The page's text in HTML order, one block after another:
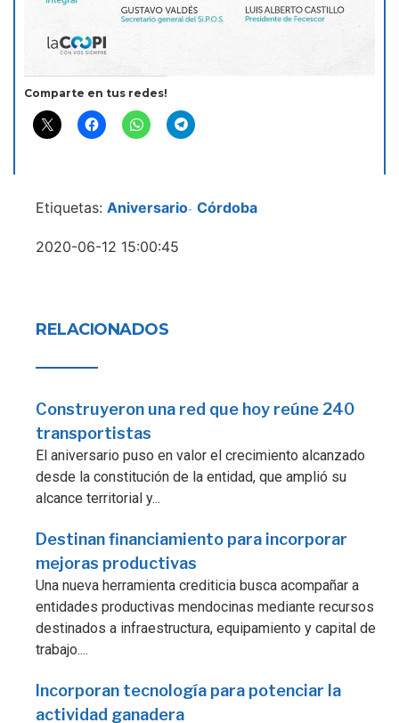
Comparte en tus redes!
Etiquetas: Aniversario- Córdoba
2020-06-12 15:00:45
RELACIONADOS
Construyeron una red que hoy reúne 240
transportistas
El aniversario puso en valor el crecimiento alcanzado
desde la constitución de la entidad, que amplió su
alcance territorial y...
Destinan financiamiento para incorporar
mejoras productivas
Una nueva herramienta crediticia busca acompañar a
entidades productivas mendocinas mediante recursos
destinados a infraestructura, equipamiento y capital de
trabajo....
Incorporan tecnología para potenciar la
actividad ganadera